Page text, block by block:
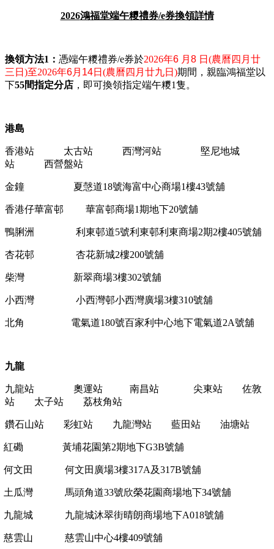
2026鴻福堂端午糭禮券/e券換領詳情
換領方法1 ： 憑端午糭禮券/e券於2026年6 月8 日 (農曆四月廿
三日 )至2026年6月14日 (農曆四月廿九日 )期間，親臨鴻福堂以
下55間指定分店 ，即可換領指定端午糭1隻。
港島
香港站 太古站 西灣河站
堅尼地城
站
西營盤站
金鐘 夏愨道18號海富中心商場1樓43號舖
香港仔華富邨 華富邨商場1期地下20號舖
鴨脷洲 利東邨道5號利東邨利東商場2期2樓405號舖
杏花邨 杏花新城2樓200號舖
柴灣 新翠商場3樓302號舖
小西灣 小西灣邨小西灣廣場3樓310號舖
北角 電氣道180號百家利中心地下電氣道2A號舖
九龍
九龍站 奧運站 南昌站 尖東站 佐敦
站 太子站 荔枝角站
鑽石山站 彩虹站 九龍灣站 藍田站 油塘站
紅磡 黃埔花園第2期地下G3B號舖
何文田 何文田廣場3樓317A 及317B號舖
土瓜灣 馬頭角道33號欣榮花園商場地下34號舖
九龍城 九龍城沐翠街晴朗商場地下A018號舖
慈雲山 慈雲山中心4樓409號舖